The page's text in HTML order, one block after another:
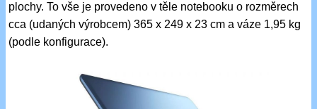
plochy. To vše je provedeno v těle notebooku o rozměrech
cca (udaných výrobcem) 365 x 249 x 23 cm a váze 1,95 kg
(podle konfigurace).